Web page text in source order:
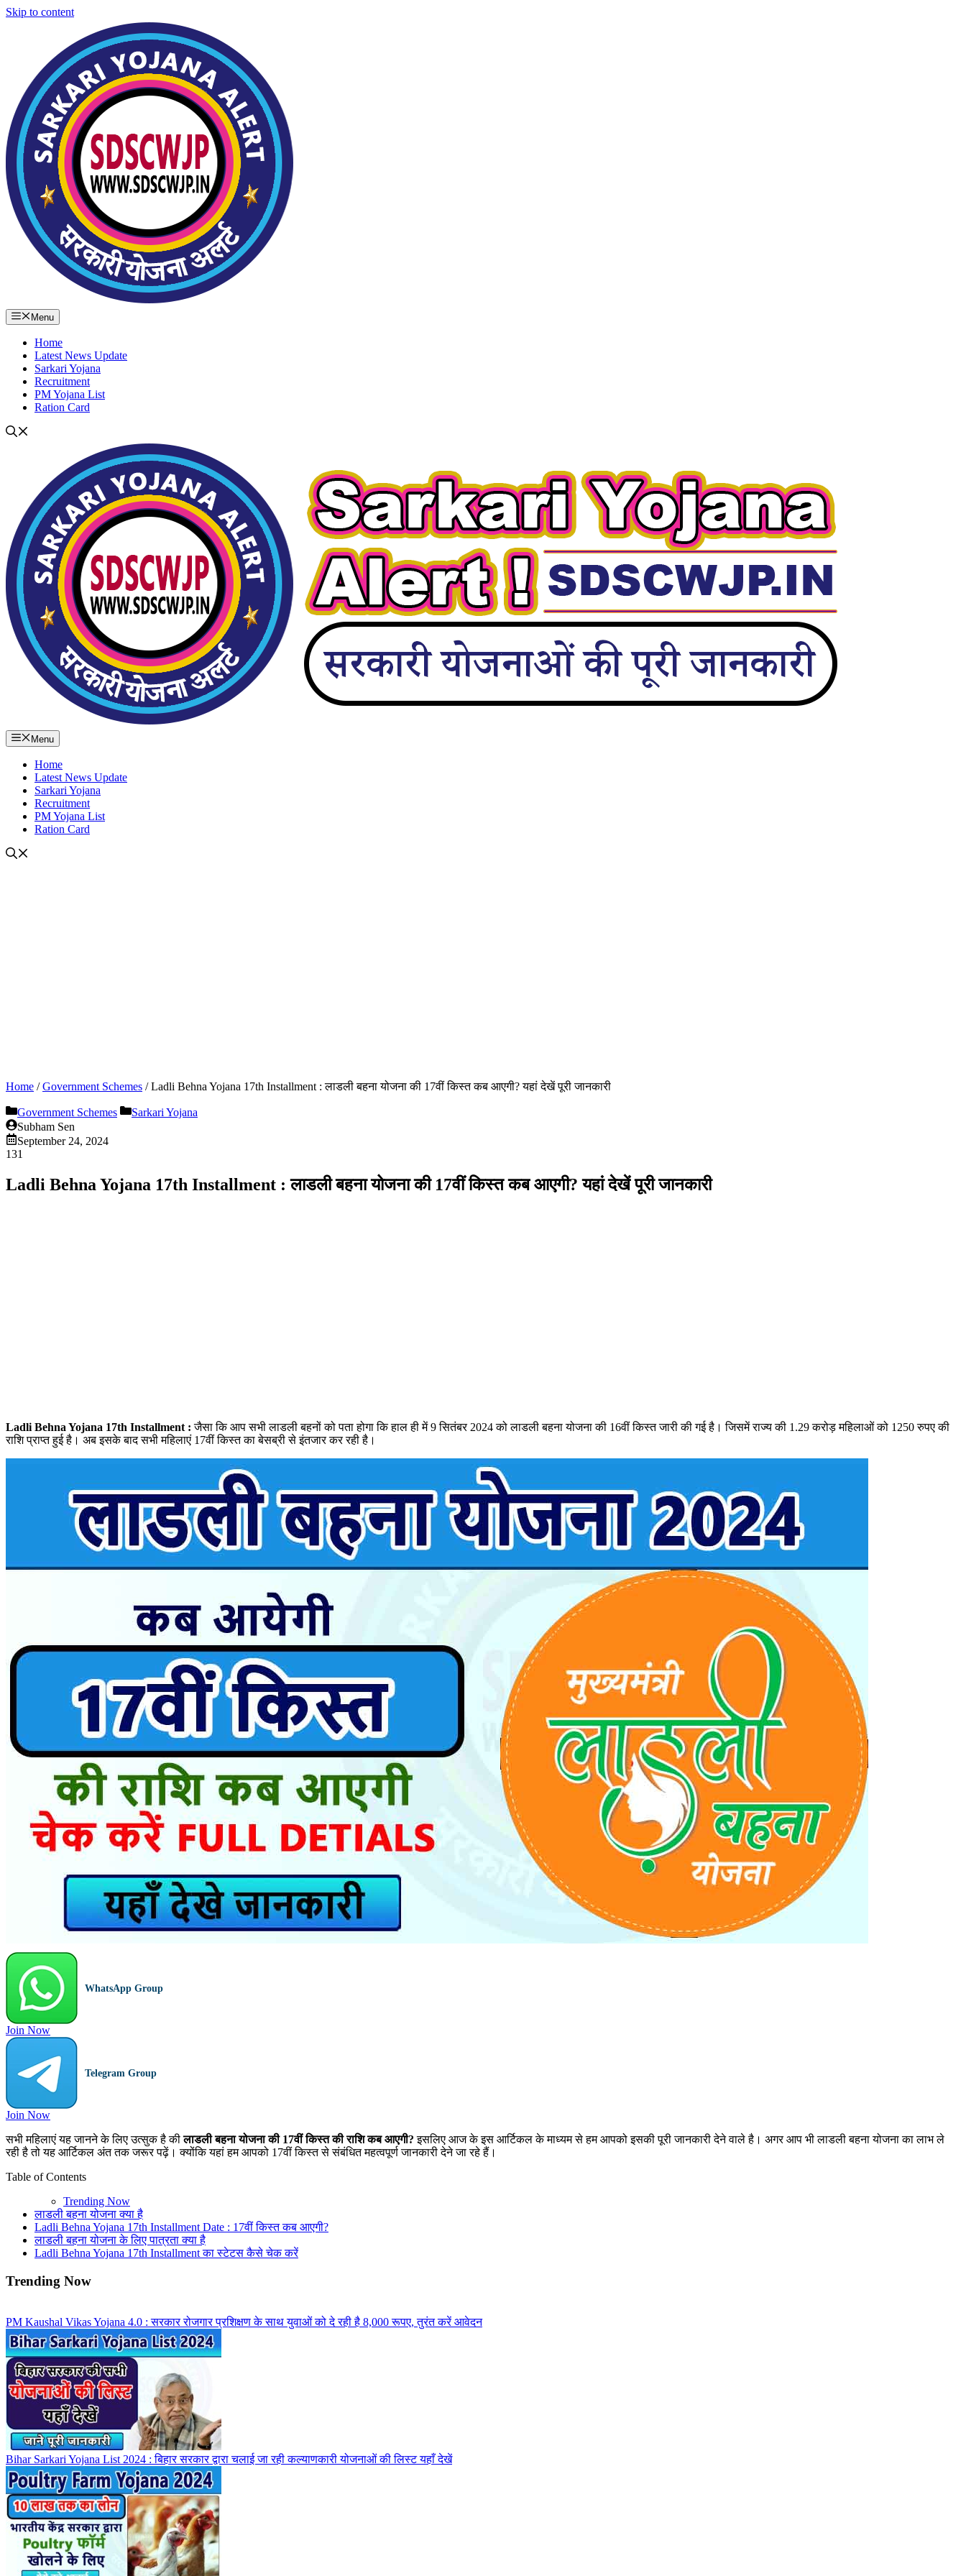
Skip to content
Menu
Home
Latest News Update
Sarkari Yojana
Recruitment
PM Yojana List
Ration Card
Menu
Home
Latest News Update
Sarkari Yojana
Recruitment
PM Yojana List
Ration Card
Home /Government Schemes /Ladli Behna Yojana 17th Installment : लाडली बहना योजना की 17वीं किस्त कब आएगी? यहां देखें पूरी जानकारी
Government Schemes
Sarkari Yojana
Subham Sen
September 24, 2024
131
Ladli Behna Yojana 17th Installment : लाडली बहना योजना की 17वीं किस्त कब आएगी? यहां देखें पूरी जानकारी
Ladli Behna Yojana 17th Installment :जैसा कि आप सभी लाडली बहनों को पता होगा कि हाल ही में 9 सितंबर 2024 को लाडली बहना योजना की 16वीं किस्त जारी की गई है। जिसमें राज्य की 1.29 करोड़ महिलाओं को 1250 रुपए की
राशि प्राप्त हुई है। अब इसके बाद सभी महिलाएं 17वीं किस्त का बेसब्री से इंतजार कर रही है।
WhatsApp Group
Join Now
Telegram Group
Join Now
सभी महिलाएं यह जानने के लिए उत्सुक है कीलाडली बहना योजना की 17वीं किस्त की राशि कब आएगी? इसलिए आज के इस आर्टिकल के माध्यम से हम आपको इसकी पूरी जानकारी देने वाले है। अगर आप भी लाडली बहना योजना का लाभ ले
रही है तो यह आर्टिकल अंत तक जरूर पढ़ें। क्योंकि यहां हम आपको 17वीं किस्त से संबंधित महत्वपूर्ण जानकारी देने जा रहे हैं।
Table of Contents
Trending Now
लाडली बहना योजना क्या है
Ladli Behna Yojana 17th Installment Date : 17वीं किस्त कब आएगी?
लाडली बहना योजना के लिए पात्रता क्या है
Ladli Behna Yojana 17th Installment का स्टेटस कैसे चेक करें
Trending Now
PM Kaushal Vikas Yojana 4.0 : सरकार रोजगार प्रशिक्षण के साथ युवाओं को दे रही है 8,000 रूपए, तुरंत करें आवेदन
Bihar Sarkari Yojana List 2024 : बिहार सरकार द्वारा चलाई जा रही कल्याणकारी योजनाओं की लिस्ट यहाँ देखें